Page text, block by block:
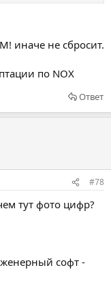
иначе не сбросит.
по NOX
Ответ
#78
тут фото цифр?
софт -